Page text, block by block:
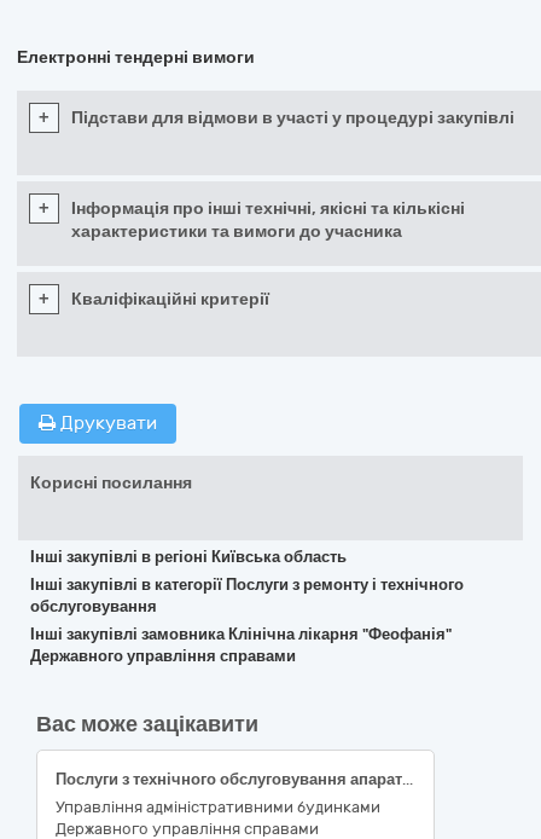
Електронні тендерні вимоги
+ Підстави для відмови в участі у процедурі закупівлі
+
Інформація про інші технічні, якісні та кількісні
характеристики та вимоги до учасника
+ Кваліфікаційні критерії
Друкувати
Корисні посилання
Інші закупівлі в регіоні Київська область
Інші закупівлі в категорії Послуги з ремонту і технічного
обслуговування
Інші закупівлі замовника Клінічна лікарня "Феофанія"
Державного управління справами
Вас може зацікавити
Послуги з технічного обслуговування апаратів для очищення і кондиціювання питної води типу WL-3000 та HOTFROST V80PUFMT
Управління адміністративними будинками
Державного управління справами